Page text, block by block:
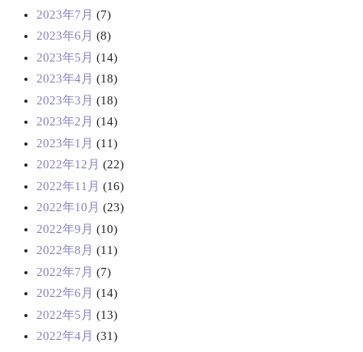
2023年7月 (7)
2023年6月 (8)
2023年5月 (14)
2023年4月 (18)
2023年3月 (18)
2023年2月 (14)
2023年1月 (11)
2022年12月 (22)
2022年11月 (16)
2022年10月 (23)
2022年9月 (10)
2022年8月 (11)
2022年7月 (7)
2022年6月 (14)
2022年5月 (13)
2022年4月 (31)